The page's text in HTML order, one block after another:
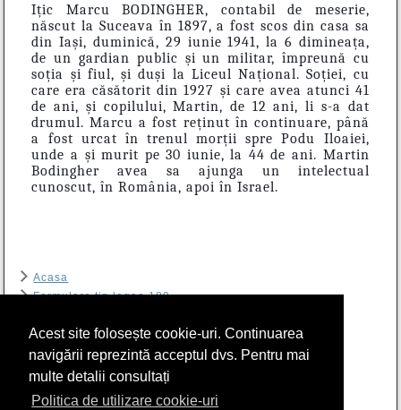
Acest site folosește cookie-uri. Continuarea
navigării reprezintă acceptul dvs. Pentru mai
multe detalii consultați
Politica de utilizare cookie-uri
Ițic Marcu BODINGHER, contabil de meserie,
născut la Suceava în 1897, a fost scos din casa sa
din Iași, duminică, 29 iunie 1941, la 6 dimineața,
de un gardian public și un militar, împreună cu
soția și fiul, și duși la Liceul Național. Soției, cu
care era căsătorit din 1927 și care avea atunci 41
de ani, și copilului, Martin, de 12 ani, li s-a dat
drumul. Marcu a fost reținut în continuare, până
a fost urcat în trenul morții spre Podu Iloaiei,
unde a și murit pe 30 iunie, la 44 de ani. Martin
Bodingher avea sa ajunga un intelectual
cunoscut, în România, apoi în Israel.
Acasa
Formulare tip legea 189
Arhiva
RIER
Program sală de lectură Biblioteca CSIER-WF